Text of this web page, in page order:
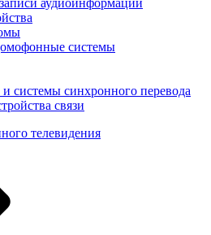
аудиоинформации
системы
системы синхронного перевода
связи
телевидения